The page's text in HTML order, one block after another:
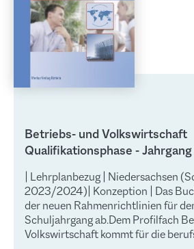
Betriebs- und Volkswirtschaft
Qualifikationsphase - Jahrgang
| Lehrplanbezug | Niedersachsen
2023/2024)| Konzeption | Das
der neuen Rahmenrichtlinien für
Schuljahrgang ab.Dem Profilfach
Volkswirtschaft kommt für die